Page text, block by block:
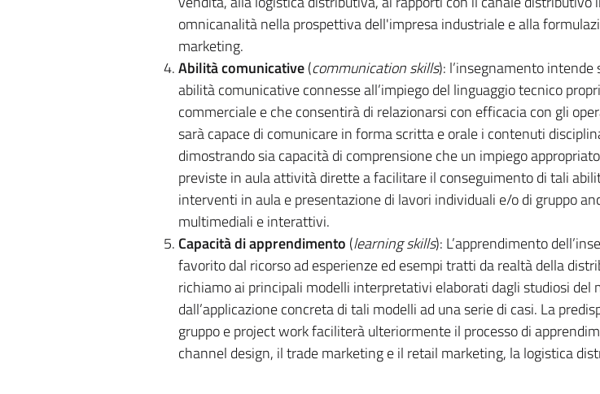
omnicanalità nella prospettiva dell'impresa industriale e alla
marketing.
Abilità comunicative(communication skills): l’insegnamento
abilità comunicative connesse all’impiego del linguaggio tecnico
commerciale e che consentirà di relazionarsi con efficacia con gli
sarà capace di comunicare in forma scritta e orale i contenuti
dimostrando sia capacità di comprensione che un impiego
previste in aula attività dirette a facilitare il conseguimento di tali
interventi in aula e presentazione di lavori individuali e/o di gruppo
multimediali e interattivi.
Capacità di apprendimento (learning skills): L’apprendimento
favorito dal ricorso ad esperienze ed esempi tratti da realtà della
richiamo ai principali modelli interpretativi elaborati dagli studiosi del
dall’applicazione concreta di tali modelli ad una serie di casi. La
gruppo e project work faciliterà ulteriormente il processo di
channel design, il trade marketing e il retail marketing, la logistica